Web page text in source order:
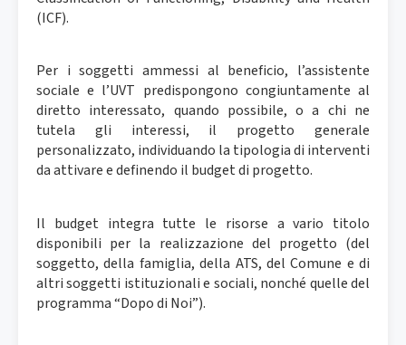
(ICF).
Per i soggetti ammessi al beneficio, l’assistente
sociale e l’UVT predispongono congiuntamente al
diretto interessato, quando possibile, o a chi ne
tutela gli interessi, il progetto generale
personalizzato, individuando la tipologia di interventi
da attivare e definendo il budget di progetto.
Il budget integra tutte le risorse a vario titolo
disponibili per la realizzazione del progetto (del
soggetto, della famiglia, della ATS, del Comune e di
altri soggetti istituzionali e sociali, nonché quelle del
programma “Dopo di Noi”).